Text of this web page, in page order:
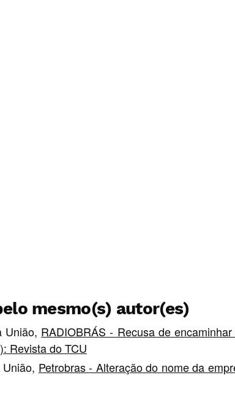
mesmo(s) autor(es)
União, RADIOBRÁS - Recusa de
Revista do TCU
Petrobras - Alteração do nome da